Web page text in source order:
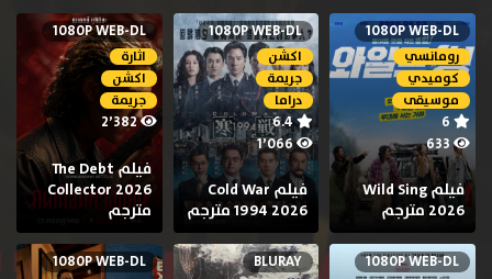
1080P WEB-DL
رومانسي
كوميدي
موسيقى
633
فيلم Wild Sing
2026 مترجم
1080P WEB-DL
اكشن
جريمة
دراما
6.4
1٬066
فيلم Cold War
1994 2026 مترجم
1080P WEB-DL
اثارة
اكشن
جريمة
2٬382
فيلم The Debt
Collector 2026
مترجم
1080P WEB-DL
BLURAY
1080P WEB-DL